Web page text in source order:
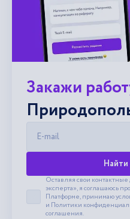
Закажи
Найти
Принять
Оставляя свои
эксперта», я соглашаюсь
Платформе, принимаю
и Политики
соглашения.